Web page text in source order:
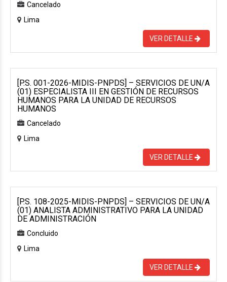
Cancelado
Lima
VER DETALLE
[P.S. 001-2026-MIDIS-PNPDS] – SERVICIOS DE UN/A
(01) ESPECIALISTA III EN GESTIÓN DE RECURSOS
HUMANOS PARA LA UNIDAD DE RECURSOS
HUMANOS
Cancelado
Lima
VER DETALLE
[P.S. 108-2025-MIDIS-PNPDS] – SERVICIOS DE UN/A
(01) ANALISTA ADMINISTRATIVO PARA LA UNIDAD
DE ADMINISTRACIÓN
Concluido
Lima
VER DETALLE